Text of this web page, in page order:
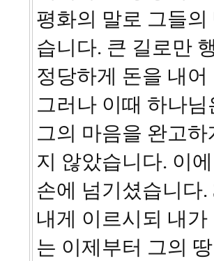
평화의 말로 그들
습니다. 큰 길로만
정당하게 돈을 내
그러나 이때 하나
그의 마음을 완고
지 않았습니다. 이
손에 넘기셨습니다
내게 이르시되 내
는 이제부터 그의